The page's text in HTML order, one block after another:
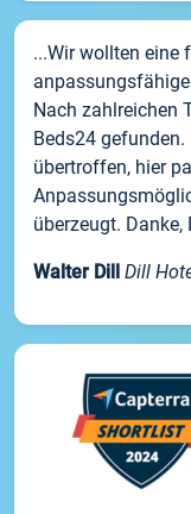
...Wir wollten eine
Nach zahlreichen
Beds24 gefunden.
übertroffen, hier
überzeugt. Danke,
Walter Dill Dill